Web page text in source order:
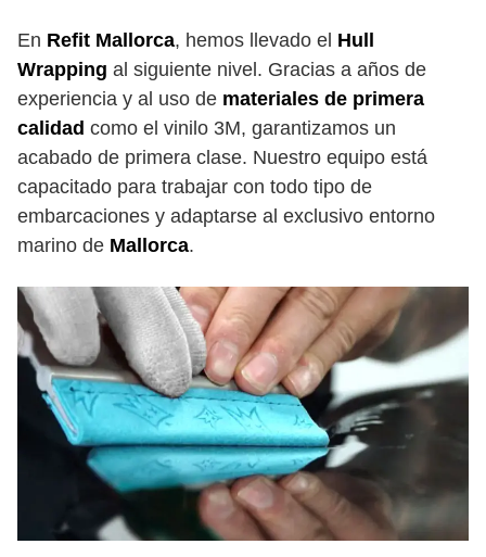
En Refit Mallorca, hemos llevado el Hull
Wrapping al siguiente nivel. Gracias a años de
experiencia y al uso de materiales de primera
calidad como el vinilo 3M, garantizamos un
acabado de primera clase. Nuestro equipo está
capacitado para trabajar con todo tipo de
embarcaciones y adaptarse al exclusivo entorno
marino de Mallorca.